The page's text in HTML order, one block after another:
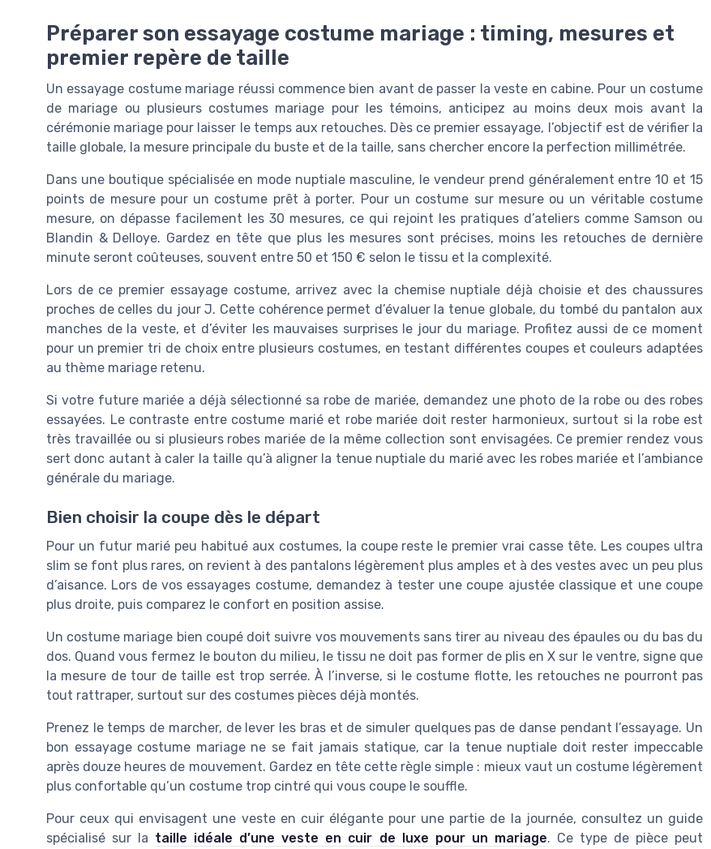
Préparer son essayage costume mariage : timing, mesures et
premier repère de taille
Un essayage costume mariage réussi commence bien avant de passer la veste en cabine. Pour un costume
de mariage ou plusieurs costumes mariage pour les témoins, anticipez au moins deux mois avant la
cérémonie mariage pour laisser le temps aux retouches. Dès ce premier essayage, l’objectif est de vérifier la
taille globale, la mesure principale du buste et de la taille, sans chercher encore la perfection millimétrée.
Dans une boutique spécialisée en mode nuptiale masculine, le vendeur prend généralement entre 10 et 15
points de mesure pour un costume prêt à porter. Pour un costume sur mesure ou un véritable costume
mesure, on dépasse facilement les 30 mesures, ce qui rejoint les pratiques d’ateliers comme Samson ou
Blandin & Delloye. Gardez en tête que plus les mesures sont précises, moins les retouches de dernière
minute seront coûteuses, souvent entre 50 et 150 € selon le tissu et la complexité.
Lors de ce premier essayage costume, arrivez avec la chemise nuptiale déjà choisie et des chaussures
proches de celles du jour J. Cette cohérence permet d’évaluer la tenue globale, du tombé du pantalon aux
manches de la veste, et d’éviter les mauvaises surprises le jour du mariage. Profitez aussi de ce moment
pour un premier tri de choix entre plusieurs costumes, en testant différentes coupes et couleurs adaptées
au thème mariage retenu.
Si votre future mariée a déjà sélectionné sa robe de mariée, demandez une photo de la robe ou des robes
essayées. Le contraste entre costume marié et robe mariée doit rester harmonieux, surtout si la robe est
très travaillée ou si plusieurs robes mariée de la même collection sont envisagées. Ce premier rendez vous
sert donc autant à caler la taille qu’à aligner la tenue nuptiale du marié avec les robes mariée et l’ambiance
générale du mariage.
Bien choisir la coupe dès le départ
Pour un futur marié peu habitué aux costumes, la coupe reste le premier vrai casse tête. Les coupes ultra
slim se font plus rares, on revient à des pantalons légèrement plus amples et à des vestes avec un peu plus
d’aisance. Lors de vos essayages costume, demandez à tester une coupe ajustée classique et une coupe
plus droite, puis comparez le confort en position assise.
Un costume mariage bien coupé doit suivre vos mouvements sans tirer au niveau des épaules ou du bas du
dos. Quand vous fermez le bouton du milieu, le tissu ne doit pas former de plis en X sur le ventre, signe que
la mesure de tour de taille est trop serrée. À l’inverse, si le costume flotte, les retouches ne pourront pas
tout rattraper, surtout sur des costumes pièces déjà montés.
Prenez le temps de marcher, de lever les bras et de simuler quelques pas de danse pendant l’essayage. Un
bon essayage costume mariage ne se fait jamais statique, car la tenue nuptiale doit rester impeccable
après douze heures de mouvement. Gardez en tête cette règle simple : mieux vaut un costume légèrement
plus confortable qu’un costume trop cintré qui vous coupe le souffle.
Pour ceux qui envisagent une veste en cuir élégante pour une partie de la journée, consultez un guide
spécialisé sur la taille idéale d’une veste en cuir de luxe pour un mariage. Ce type de pièce peut